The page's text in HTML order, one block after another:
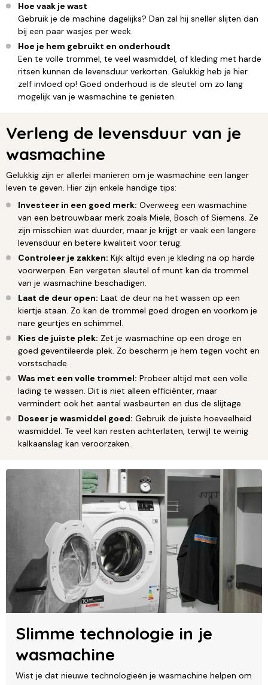
Hoe vaak je wast
Gebruik je de machine dagelijks? Dan zal hij sneller slijten dan
bij een paar wasjes per week.
Hoe je hem gebruikt en onderhoudt
Een te volle trommel, te veel wasmiddel, of kleding met harde
ritsen kunnen de levensduur verkorten. Gelukkig heb je hier
zelf invloed op! Goed onderhoud is de sleutel om zo lang
mogelijk van je wasmachine te genieten.
Verleng de levensduur van je
wasmachine
Gelukkig zijn er allerlei manieren om je wasmachine een langer
leven te geven. Hier zijn enkele handige tips:
Investeer in een goed merk: Overweeg een wasmachine
van een betrouwbaar merk zoals Miele, Bosch of Siemens. Ze
zijn misschien wat duurder, maar je krijgt er vaak een langere
levensduur en betere kwaliteit voor terug.
Controleer je zakken: Kijk altijd even je kleding na op harde
voorwerpen. Een vergeten sleutel of munt kan de trommel
van je wasmachine beschadigen.
Laat de deur open: Laat de deur na het wassen op een
kiertje staan. Zo kan de trommel goed drogen en voorkom je
nare geurtjes en schimmel.
Kies de juiste plek: Zet je wasmachine op een droge en
goed geventileerde plek. Zo bescherm je hem tegen vocht en
vorstschade.
Was met een volle trommel: Probeer altijd met een volle
lading te wassen. Dit is niet alleen efficiënter, maar
vermindert ook het aantal wasbeurten en dus de slijtage.
Doseer je wasmiddel goed: Gebruik de juiste hoeveelheid
wasmiddel. Te veel kan resten achterlaten, terwijl te weinig
kalkaanslag kan veroorzaken.
Slimme technologie in je
wasmachine
Wist je dat nieuwe technologieën je wasmachine helpen om